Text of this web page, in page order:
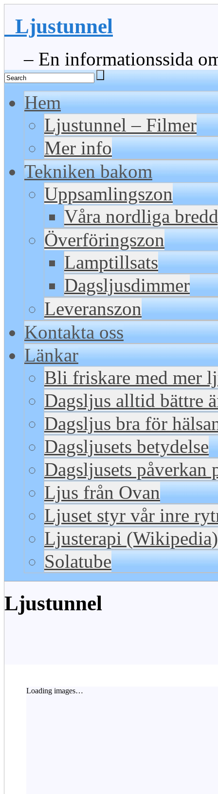
Ljustunnel
– En informationssida
Hem
Ljustunnel – Filmer
Mer info
Tekniken bakom
Uppsamlingszon
Våra nordliga
Överföringszon
Lamptillsats
Dagsljusdimmer
Leveranszon
Kontakta oss
Länkar
Bli friskare med mer
Dagsljus alltid bättre
Dagsljus bra för
Dagsljusets betydelse
Dagsljusets påverkan
Ljus från Ovan
Ljuset styr vår inre
Ljusterapi (Wikipedia)
Solatube
Ljustunnel
Loading images…